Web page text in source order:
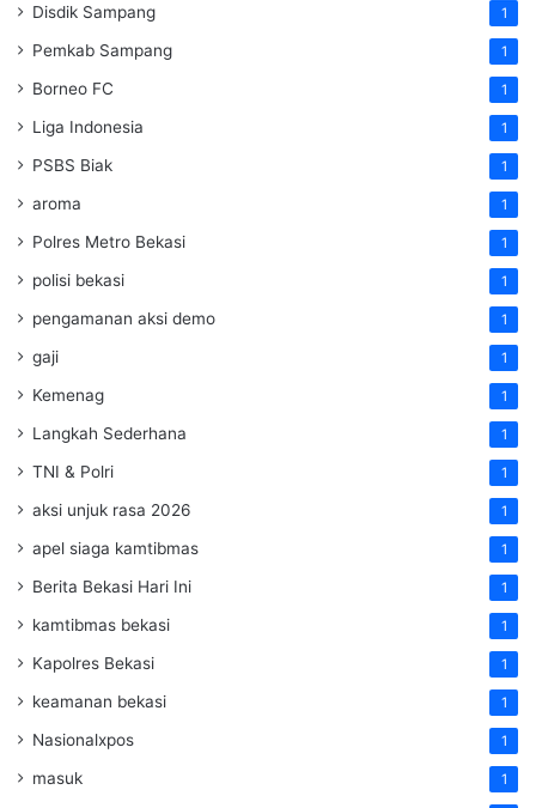
Disdik Sampang 1
Pemkab Sampang 1
Borneo FC 1
Liga Indonesia 1
PSBS Biak 1
aroma 1
Polres Metro Bekasi 1
polisi bekasi 1
pengamanan aksi demo 1
gaji 1
Kemenag 1
Langkah Sederhana 1
TNI & Polri 1
aksi unjuk rasa 2026 1
apel siaga kamtibmas 1
Berita Bekasi Hari Ini 1
kamtibmas bekasi 1
Kapolres Bekasi 1
keamanan bekasi 1
Nasionalxpos 1
masuk 1